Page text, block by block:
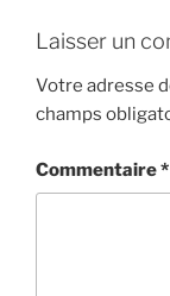
Laisser un
Votre adresse
champs
Commentaire*